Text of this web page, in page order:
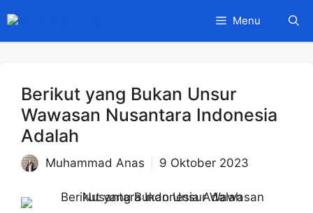
ke
isi
Menu
Berikut yang Bukan Unsur
Wawasan Nusantara Indonesia
Adalah
Muhammad Anas 9 Oktober 2023